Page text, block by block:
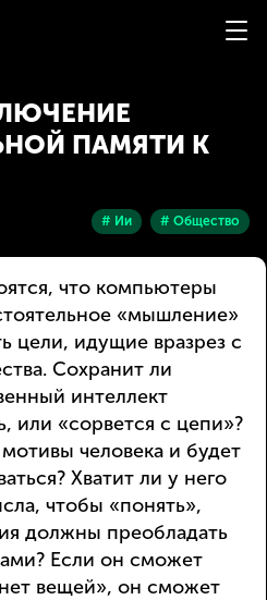
ПАМЯТИ К
# Ии # Общество
что компьютеры
«мышление»
цели, идущие вразрез с
Сохранит ли
интеллект
или «сорвется с цепи»?
человека и будет
Хватит ли у него
чтобы «понять»,
должны преобладать
Если он сможет
вещей», он сможет